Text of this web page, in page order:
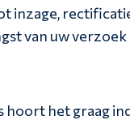
inzage,
van uw
hoort het graag